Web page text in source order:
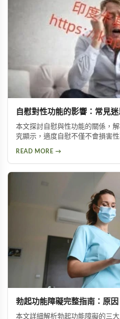
自慰對性功能的影響：常見
本文探討自慰與性功能的關係，
究顯示，適度自慰不僅不會損害
READ MORE →
勃起功能障礙完整指南：原
本文詳細解析勃起功能障礙的三